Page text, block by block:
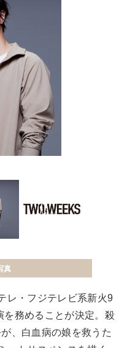
真
レ・フジテレビ系新火9
を務めることが決定。殺
、白血病の娘を救うた